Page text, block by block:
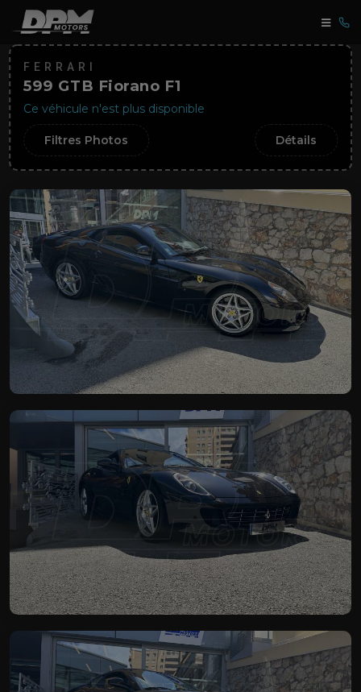
FERRARI
599 GTB Fiorano F1
Ce véhicule n'est plus disponible
Filtres Photos Détails